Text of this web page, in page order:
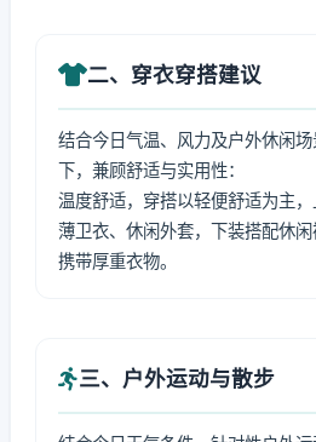
二、穿衣穿搭建议
结合今日气温、风力及户外休闲
下，兼顾舒适与实用性：
温度舒适，穿搭以轻便舒适为主，
薄卫衣、休闲外套，下装搭配休
携带厚重衣物。
三、户外运动与散步